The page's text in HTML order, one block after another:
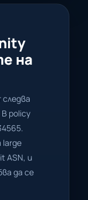
на
policy
large
ASN, и
да се